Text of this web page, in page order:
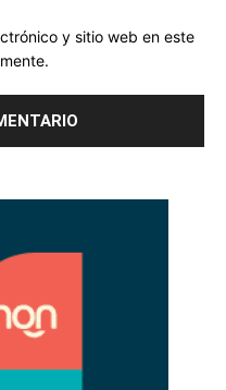
y sitio web en este